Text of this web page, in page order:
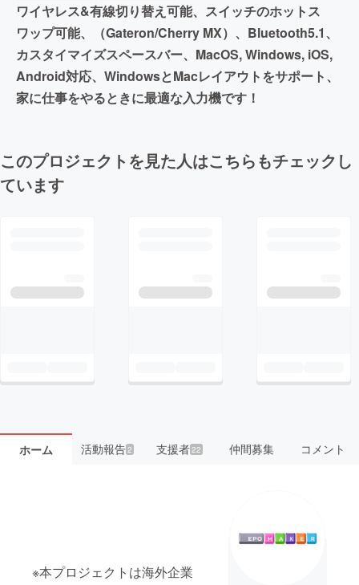
ワイヤレス&有線切り替え可能、スイッチのホットス
ワップ可能、（Gateron/Cherry MX）、Bluetooth5.1、
カスタイマイズスペースバー、MacOS, Windows, iOS,
Android対応、WindowsとMacレイアウトをサポート、
家に仕事をやるときに最適な入力機です！
このプロジェクトを見た人はこちらもチェックし
ています
ホーム 活動報告2 支援者 22 仲間募集 コメント
※本プロジェクトは海外企業